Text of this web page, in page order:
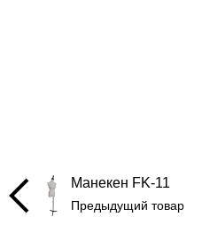
Манекен FK-11
Предыдущий товар